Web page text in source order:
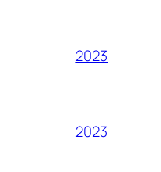
2023
2023